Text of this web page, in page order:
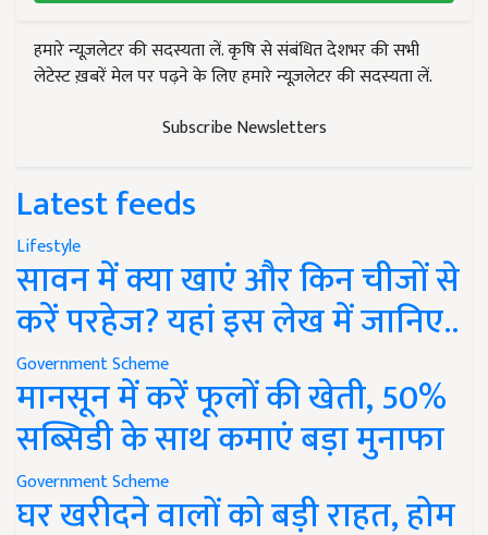
हमारे न्यूज़लेटर की सदस्यता लें. कृषि से संबंधित देशभर की सभी
लेटेस्ट ख़बरें मेल पर पढ़ने के लिए हमारे न्यूज़लेटर की सदस्यता लें.
Subscribe Newsletters
Latest feeds
Lifestyle
सावन में क्या खाएं और किन चीजों से
करें परहेज? यहां इस लेख में जानिए..
Government Scheme
मानसून में करें फूलों की खेती, 50%
सब्सिडी के साथ कमाएं बड़ा मुनाफा
Government Scheme
घर खरीदने वालों को बड़ी राहत, होम